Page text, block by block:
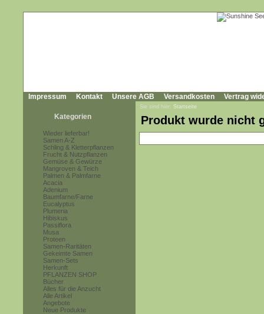
Impressum Kontakt Unsere AGB Versandkosten Vertrag
Kategorien
Wieder lieferbar!
Samen A-Z
Schling & Kletterpflanzen
Frucht & Nutzpflanzen
Gemüse & Gewürze
Mangroven & Teich
Palmen & Palmfarne
Acacia
Adenium
Baumfarne/Farne
Eucalyptus
Plumeria
Hibiskus
Passiflora
Musa
Proteen
Samen-Raritäten
Gekeimte Samen
Samen-Sets
Herkunft
PFLANZEN SHOP
Bücher
Alles für die Anzucht
Alle Artikel
Angebote
Neue Produkte
Sie sind hier: Startseite
Produkt wurde nicht